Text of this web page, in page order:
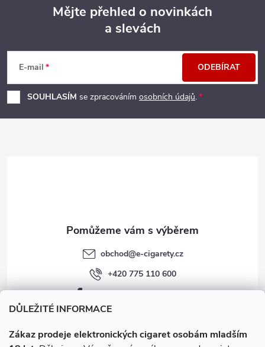
DŮLEŽITÉ INFORMACE
Zákaz prodeje elektronických cigaret osobám mladším
p
a
Mějte přehled o novinkách
a slevách
E-mail
SOUHLASÍM se zpracováním osobních údajů.
ODEBÍRAT
obchod@e-cigarety.cz
+420 775 110 600